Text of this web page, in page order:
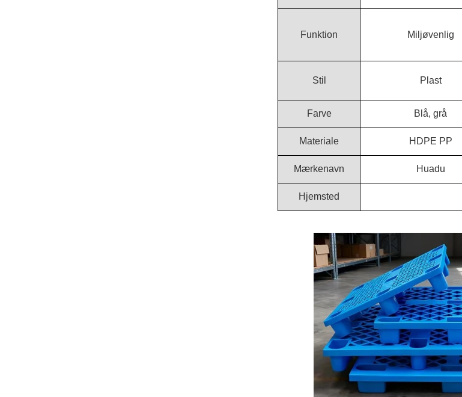
Funktion Miljøvenlig
Stil Plast
Farve Blå, grå
Materiale HDPE PP
Mærkenavn Huadu
Hjemsted